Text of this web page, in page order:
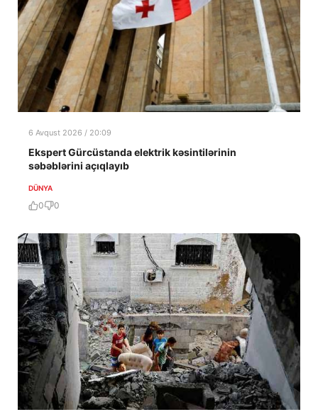
6 Avqust 2026 / 20:09
Ekspert Gürcüstanda elektrik kəsintilərinin
səbəblərini açıqlayıb
DÜNYA
0 0